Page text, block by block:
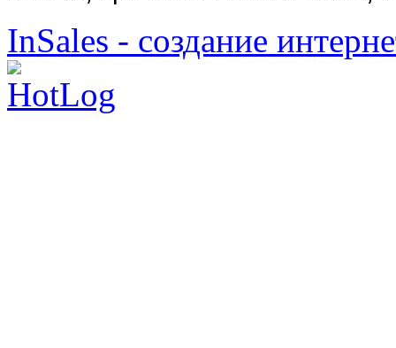
InSales - создание